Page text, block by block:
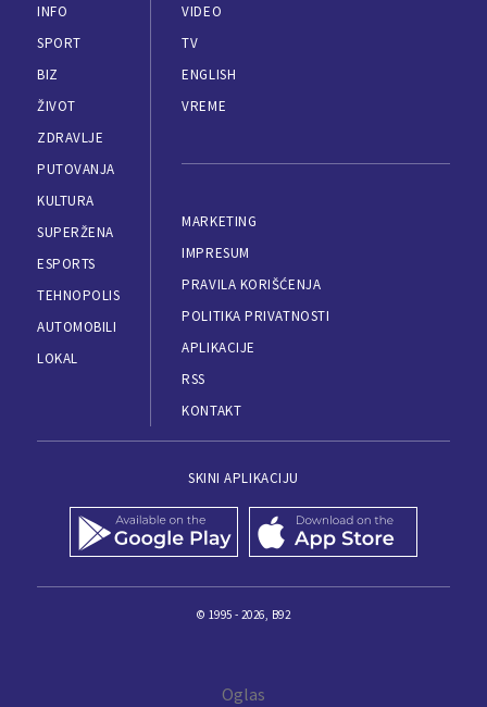
INFO
SPORT
BIZ
ŽIVOT
ZDRAVLJE
PUTOVANJA
KULTURA
SUPERŽENA
ESPORTS
TEHNOPOLIS
AUTOMOBILI
LOKAL
VIDEO
TV
ENGLISH
VREME
MARKETING
IMPRESUM
PRAVILA KORIŠĆENJA
POLITIKA PRIVATNOSTI
APLIKACIJE
RSS
KONTAKT
SKINI APLIKACIJU
© 1995 - 2026, B92